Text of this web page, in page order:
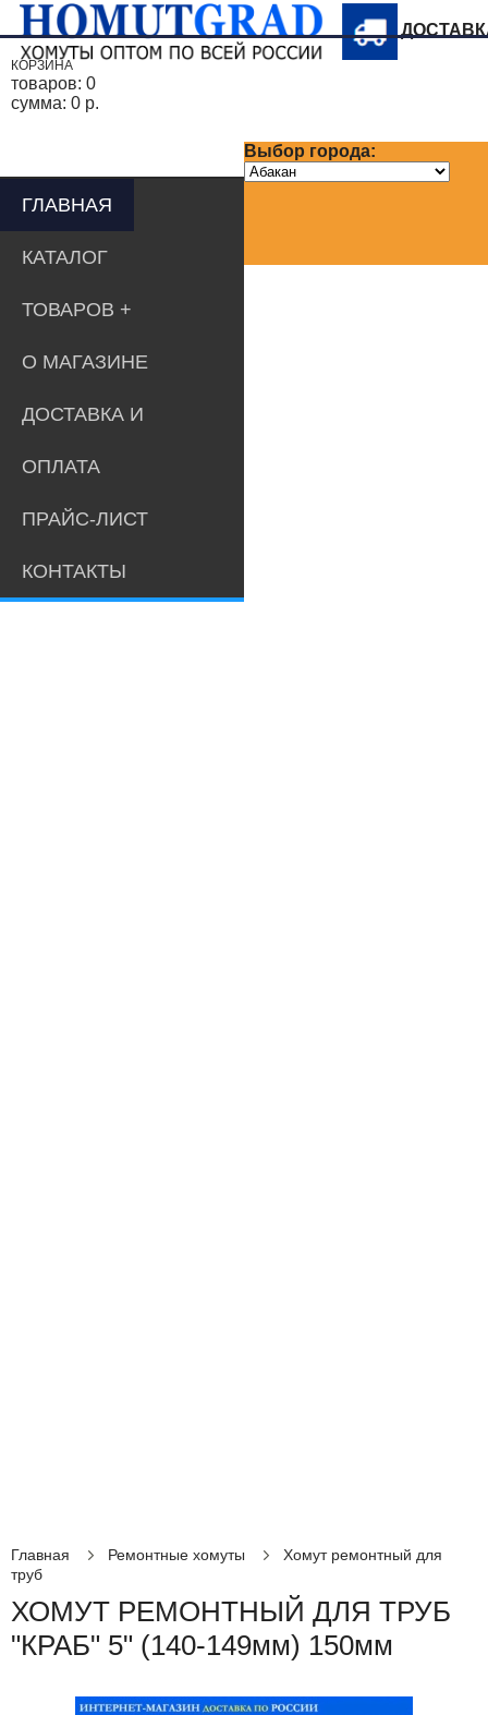
Выбор города:
КОРЗИНА
товаров: 0
сумма: 0 р.
ГЛАВНАЯ
КАТАЛОГ
ТОВАРОВ
О МАГАЗИНЕ
ДОСТАВКА И
ОПЛАТА
ПРАЙС-ЛИСТ
КОНТАКТЫ
Главная Ремонтные хомуты
Хомут ремонтный для
труб
ХОМУТ РЕМОНТНЫЙ ДЛЯ ТРУБ
"КРАБ" 5" (140-149мм) 150мм